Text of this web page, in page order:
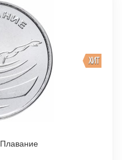
ХИТ
Приднестровье 1 рубль 2019 г. Плавание